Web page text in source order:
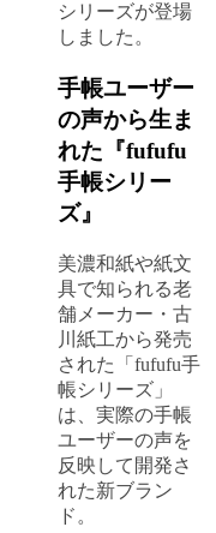
シリーズが登場
しました。
手帳ユーザー
の声から生ま
れた『fufufu
手帳シリー
ズ』
美濃和紙や紙文
具で知られる老
舗メーカー・古
川紙工から発売
された「fufufu手
帳シリーズ」
は、実際の手帳
ユーザーの声を
反映して開発さ
れた新ブラン
ド。